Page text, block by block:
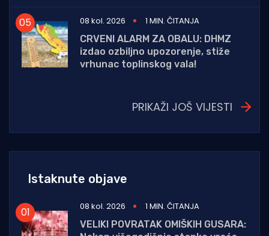
08 kol. 2026
1 MIN. ČITANJA
CRVENI ALARM ZA OBALU: DHMZ
izdao ozbiljno upozorenje, stiže
vrhunac toplinskog vala!
PRIKAŽI JOŠ VIJESTI
Istaknute objave
08 kol. 2026
1 MIN. ČITANJA
VELIKI POVRATAK OMIŠKIH GUSARA: